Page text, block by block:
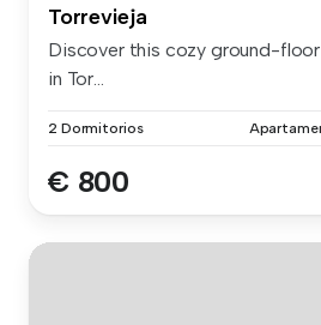
Torrevieja
Discover this cozy ground-
in Tor...
2 Dormitorios
€ 800